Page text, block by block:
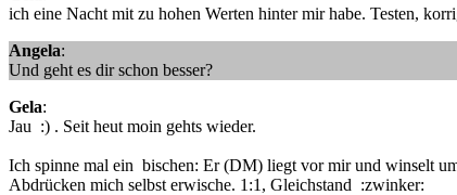
ich eine Nacht mit zu hohen Werten hinter mir habe. Testen,
Angela:
Und geht es dir schon besser?
Gela:
Jau :) . Seit heut moin gehts wieder.
Ich spinne mal ein bischen: Er (DM) liegt vor mir und winselt
Abdrücken mich selbst erwische. 1:1, Gleichstand :zwinker: